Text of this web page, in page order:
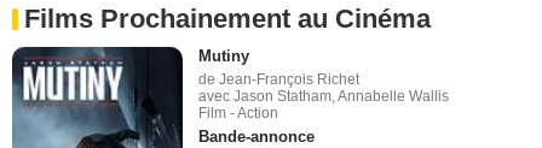
Films Prochainement au Cinéma
Mutiny
de Jean-François Richet
avec Jason Statham, Annabelle Wallis
Film - Action
Bande-annonce